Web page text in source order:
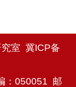
室 冀ICP备
：050051 邮